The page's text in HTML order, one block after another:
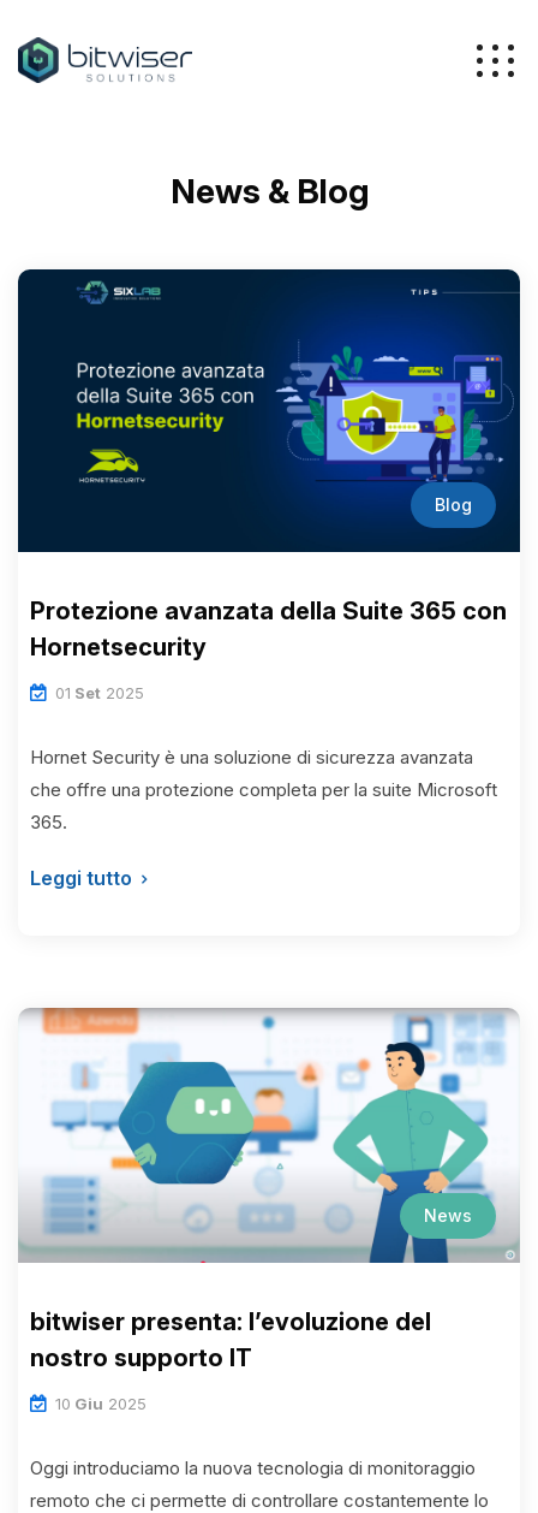
Soluzioni
News
Insights
Jobs
News & Blog
Blog
Protezione avanzata della Suite 365 con
Hornetsecurity
01 Set 2025
Hornet Security è una soluzione di sicurezza avanzata
che offre una protezione completa per la suite Microsoft
365.
Leggi tutto
News
bitwiser presenta: l’evoluzione del
nostro supporto IT
10 Giu 2025
Oggi introduciamo la nuova tecnologia di monitoraggio
remoto che ci permette di controllare costantemente lo